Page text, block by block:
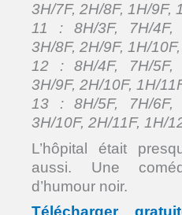
3H/7F, 2H/8F, 1H/9F,
11 : 8H/3F, 7H/4F,
3H/8F, 2H/9F, 1H/
12 : 8H/4F, 7H/5F,
3H/9F, 2H/10F, 1H/
13 : 8H/5F, 7H/6F,
3H/10F, 2H/11F, 1H/
L’hôpital était
aussi. Une
d’humour noir.
Télécharger